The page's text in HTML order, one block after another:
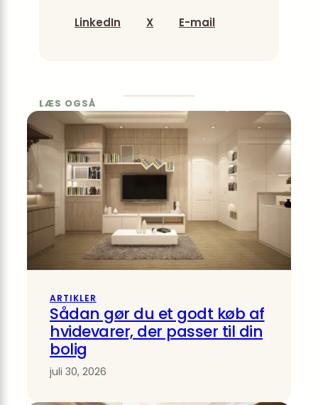
LinkedIn X E-mail
LÆS OGSÅ
ARTIKLER
Sådan gør du et godt køb af
hvidevarer, der passer til din
bolig
juli 30, 2026